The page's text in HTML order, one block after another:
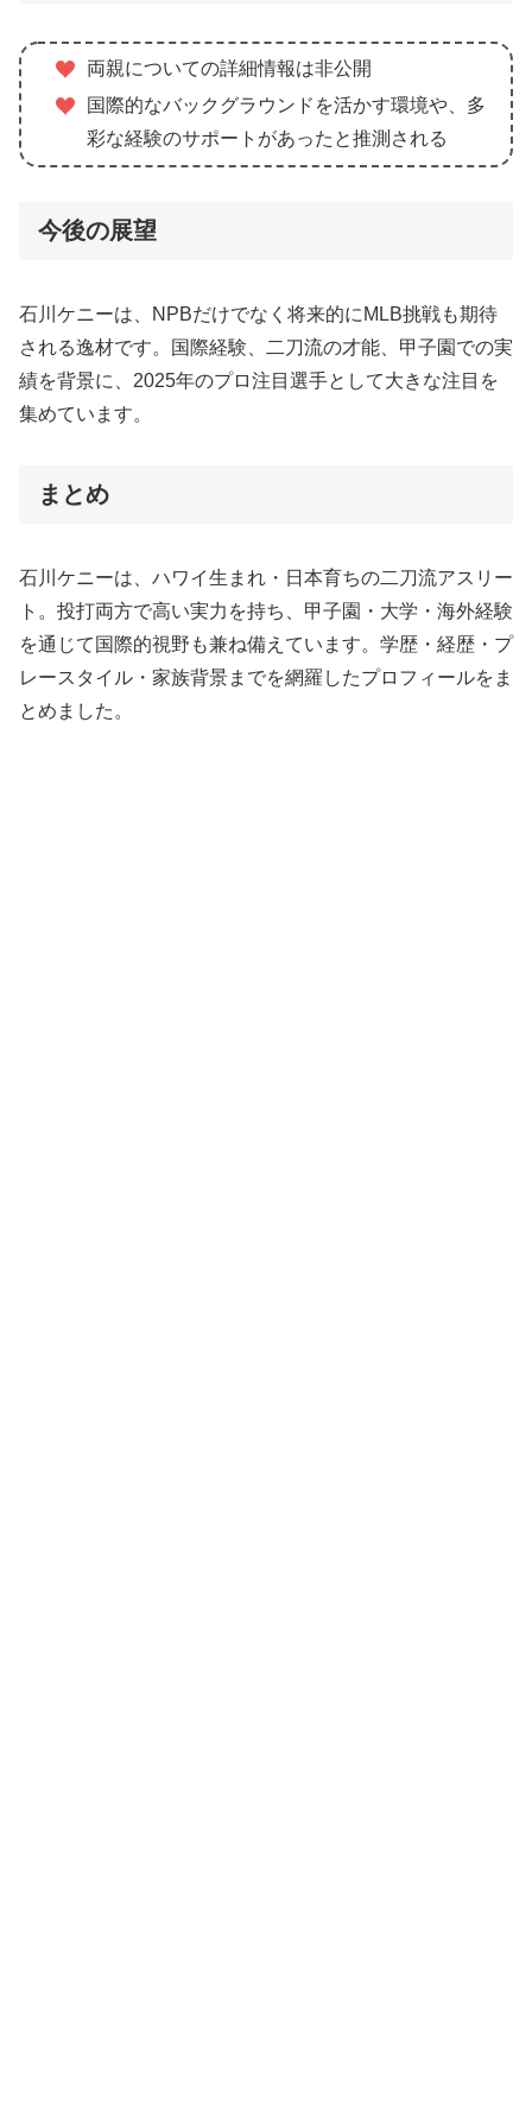
両親についての詳細情報は非公開
国際的なバックグラウンドを活かす環境や、多
彩な経験のサポートがあったと推測される
今後の展望
石川ケニーは、NPBだけでなく将来的にMLB挑戦も期待
される逸材です。国際経験、二刀流の才能、甲子園での実
績を背景に、2025年のプロ注目選手として大きな注目を
集めています。
まとめ
石川ケニーは、ハワイ生まれ・日本育ちの二刀流アスリー
ト。投打両方で高い実力を持ち、甲子園・大学・海外経験
を通じて国際的視野も兼ね備えています。学歴・経歴・プ
レースタイル・家族背景までを網羅したプロフィールをま
とめました。